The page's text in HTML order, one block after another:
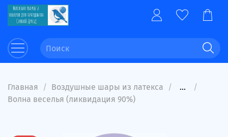
Главная Воздушные шары из латекса
...
Волна веселья (ликвидация 90%)